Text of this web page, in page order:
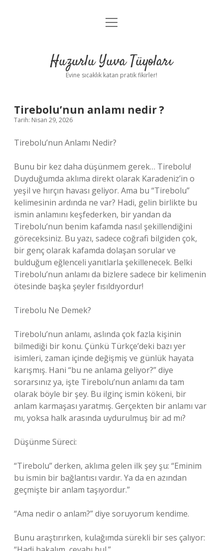
Anasayfa
Yasal Uyarı
menüyü
Huzurlu Yuva Tüyoları
Evine sıcaklık katan pratik fikirler!
Tirebolu’nun anlamı nedir ?
Tarih: Nisan 29, 2026
Tirebolu’nun Anlamı Nedir?
Bunu bir kez daha düşünmem gerek… Tirebolu!
Duyduğumda aklıma direkt olarak Karadeniz’in o
yeşil ve hırçın havası geliyor. Ama bu “Tirebolu”
kelimesinin ardında ne var? Hadi, gelin birlikte bu
ismin anlamını keşfederken, bir yandan da
Tirebolu’nun benim kafamda nasıl şekillendiğini
göreceksiniz. Bu yazı, sadece coğrafi bilgiden çok,
bir genç olarak kafamda dolaşan sorular ve
bulduğum eğlenceli yanıtlarla şekillenecek. Belki
Tirebolu’nun anlamı da bizlere sadece bir kelimenin
ötesinde başka şeyler fısıldıyordur!
Tirebolu Ne Demek?
Tirebolu’nun anlamı, aslında çok fazla kişinin
bilmediği bir konu. Çünkü Türkçe’deki bazı yer
isimleri, zaman içinde değişmiş ve günlük hayata
karışmış. Hani “bu ne anlama geliyor?” diye
sorarsınız ya, işte Tirebolu’nun anlamı da tam
olarak böyle bir şey. Bu ilginç ismin kökeni, bir
anlam karmaşası yaratmış. Gerçekten bir anlamı var
mı, yoksa halk arasında uydurulmuş bir ad mı?
Düşünme Süreci:
“Tirebolu” derken, aklıma gelen ilk şey şu: “Eminim
bu ismin bir bağlantısı vardır. Ya da en azından
geçmişte bir anlam taşıyordur.”
“Ama nedir o anlam?” diye soruyorum kendime.
Bunu araştırırken, kulağımda sürekli bir ses çalıyor: